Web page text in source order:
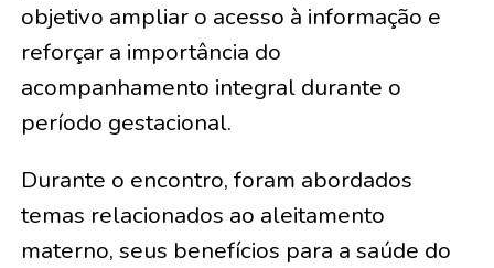
objetivo ampliar o acesso à informação e
reforçar a importância do
acompanhamento integral durante o
período gestacional.
Durante o encontro, foram abordados
temas relacionados ao aleitamento
materno, seus benefícios para a saúde do